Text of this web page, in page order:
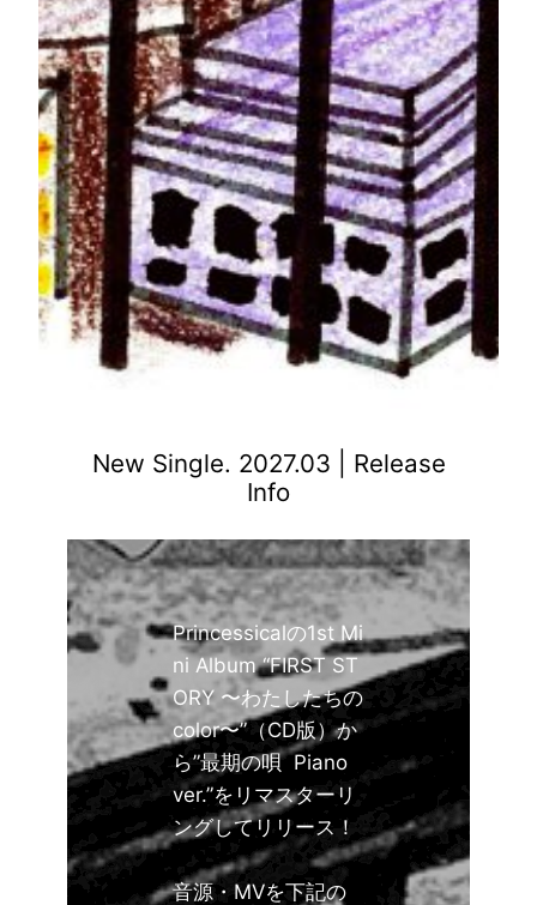
New Single. 2027.03 | Release
Info
Princessicalの1st Mi
ni Album “FIRST ST
ORY 〜わたしたちの
color〜”（CD版）か
ら”最期の唄 Piano
ver.”をリマスターリ
ングしてリリース！
音源・MVを下記の